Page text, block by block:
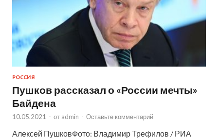
РОССИЯ
Пушков рассказал о «России мечты»
Байдена
10.05.2021 - от admin - Оставьте комментарий
Алексей ПушковФото: Владимир Трефилов / РИА